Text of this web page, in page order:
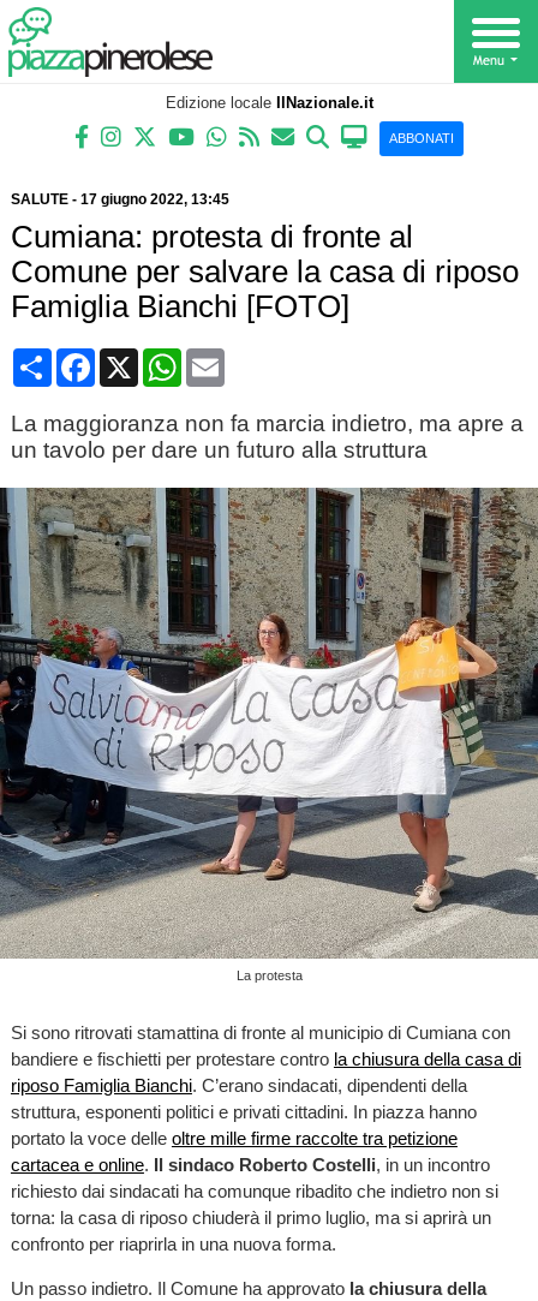
Edizione locale IlNazionale.it
ABBONATI
SALUTE- 17 giugno 2022, 13:45
Cumiana: protesta di fronte al
Comune per salvare la casa di riposo
Famiglia Bianchi [FOTO]
CondividiFacebook
X WhatsApp
Email
La maggioranza non fa marcia indietro, ma apre a
un tavolo per dare un futuro alla struttura
La protesta
Si sono ritrovati stamattina di fronte al municipio di Cumiana con
bandiere e fischietti per protestare contro la chiusura della casa di
riposo Famiglia Bianchi. C’erano sindacati, dipendenti della
struttura, esponenti politici e privati cittadini. In piazza hanno
portato la voce delle oltre mille firme raccolte tra petizione
cartacea e online. Il sindaco Roberto Costelli, in un incontro
richiesto dai sindacati ha comunque ribadito che indietro non si
torna: la casa di riposo chiuderà il primo luglio, ma si aprirà un
confronto per riaprirla in una nuova forma.
Un passo indietro. Il Comune ha approvato la chiusura della